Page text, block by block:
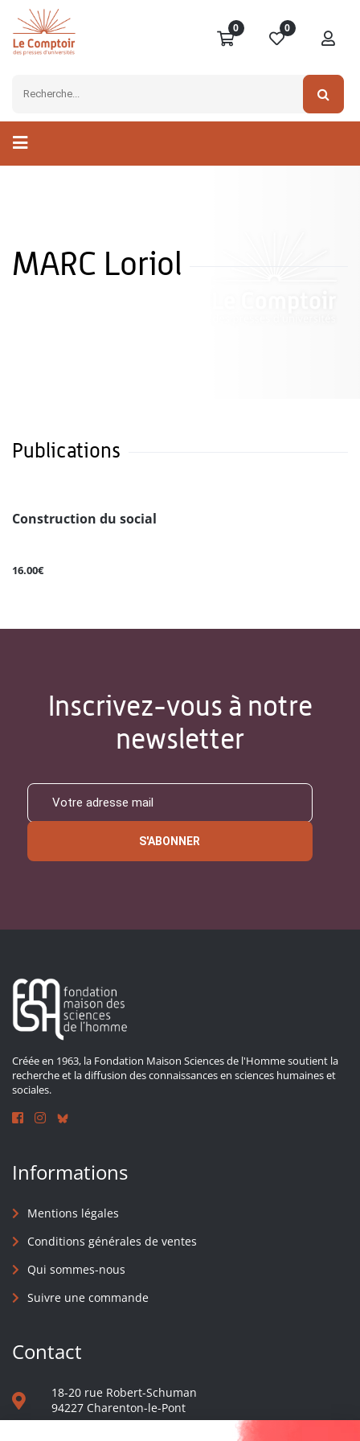
0 0
MARC Loriol
Publications
Construction du social
16.00€
Inscrivez-vous à notre
newsletter
S'ABONNER
Créée en 1963, la Fondation Maison Sciences de l'Homme soutient la
recherche et la diffusion des connaissances en sciences humaines et
sociales.
Informations
Mentions légales
Conditions générales de ventes
Qui sommes-nous
Suivre une commande
Contact
18-20 rue Robert-Schuman
94227 Charenton-le-Pont